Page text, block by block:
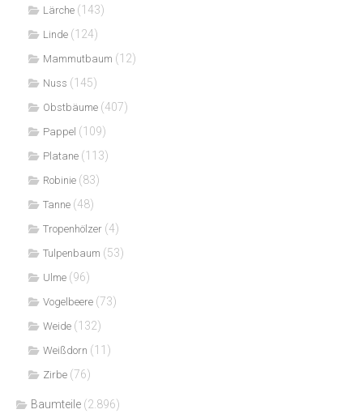
Lärche (143)
Linde (124)
Mammutbaum (12)
Nuss (145)
Obstbäume (407)
Pappel (109)
Platane (113)
Robinie (83)
Tanne (48)
Tropenhölzer (4)
Tulpenbaum (53)
Ulme (96)
Vogelbeere (73)
Weide (132)
Weißdorn (11)
Zirbe (76)
Baumteile (2.896)